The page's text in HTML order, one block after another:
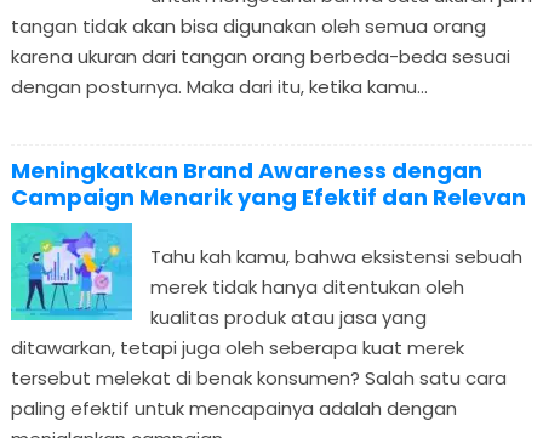
tangan tidak akan bisa digunakan oleh semua orang
karena ukuran dari tangan orang berbeda-beda sesuai
dengan posturnya. Maka dari itu, ketika kamu...
Meningkatkan Brand Awareness dengan
Campaign Menarik yang Efektif dan Relevan
Tahu kah kamu, bahwa eksistensi sebuah
merek tidak hanya ditentukan oleh
kualitas produk atau jasa yang
ditawarkan, tetapi juga oleh seberapa kuat merek
tersebut melekat di benak konsumen? Salah satu cara
paling efektif untuk mencapainya adalah dengan